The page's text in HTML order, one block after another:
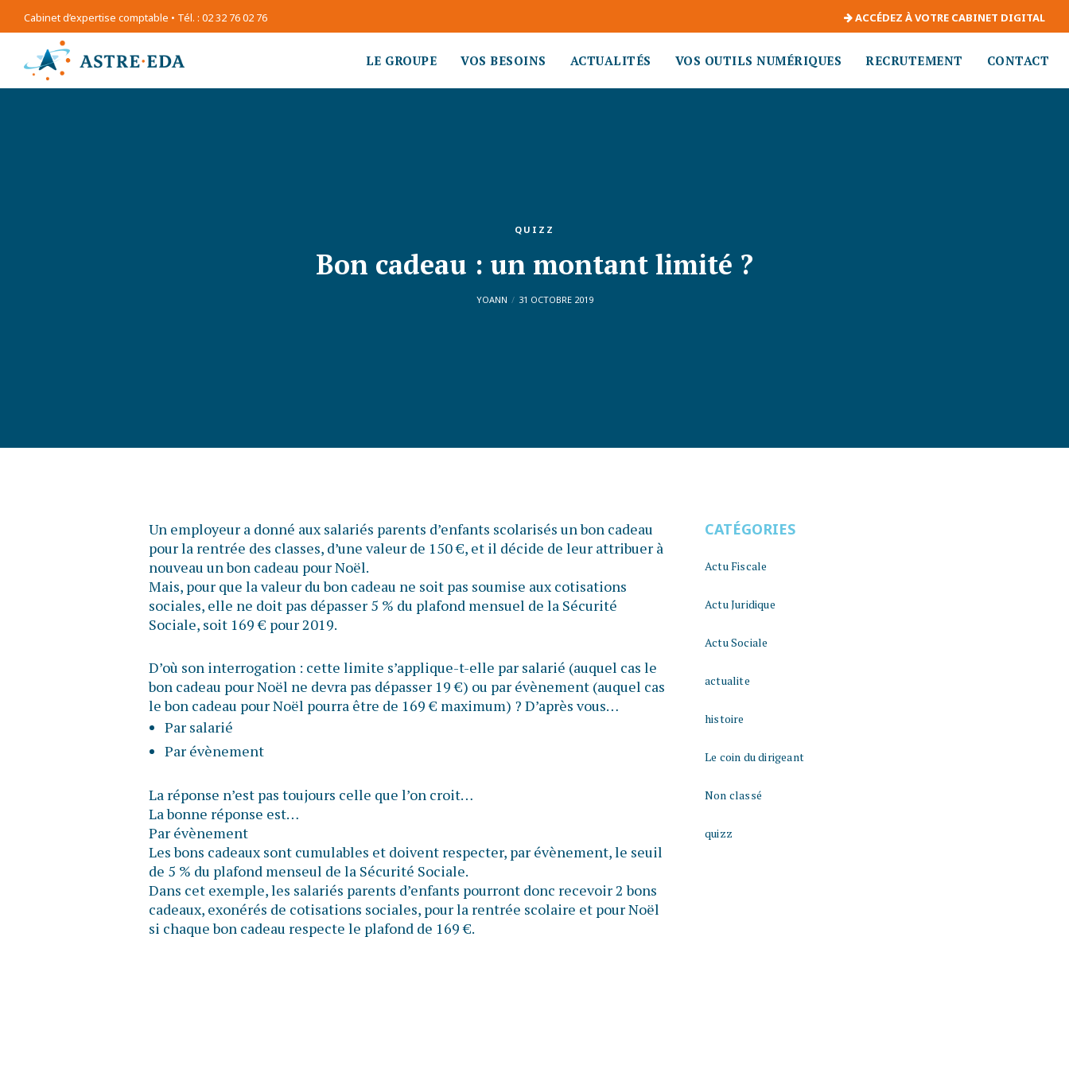
Cabinet d’expertise comptable • Tél. : 02 32 76 02 76 ACCÉDEZ À VOTRE CABINET DIGITAL
LE GROUPE VOS BESOINS ACTUALITÉS VOS OUTILS NUMÉRIQUES RECRUTEMENT CONTACT
QUIZZ
Bon cadeau : un montant limité ?
YOANN 31 OCTOBRE 2019
Un employeur a donné aux salariés parents d’enfants scolarisés un bon cadeau
pour la rentrée des classes, d’une valeur de 150 €, et il décide de leur attribuer à
nouveau un bon cadeau pour Noël.
Mais, pour que la valeur du bon cadeau ne soit pas soumise aux cotisations
sociales, elle ne doit pas dépasser 5 % du plafond mensuel de la Sécurité
Sociale, soit 169 € pour 2019.
D’où son interrogation : cette limite s’applique-t-elle par salarié (auquel cas le
bon cadeau pour Noël ne devra pas dépasser 19 €) ou par évènement (auquel cas
le bon cadeau pour Noël pourra être de 169 € maximum) ? D’après vous…
Par salarié
Par évènement
La réponse n’est pas toujours celle que l’on croit…
La bonne réponse est…
Par évènement
Les bons cadeaux sont cumulables et doivent respecter, par évènement, le seuil
de 5 % du plafond menseul de la Sécurité Sociale.
Dans cet exemple, les salariés parents d’enfants pourront donc recevoir 2 bons
cadeaux, exonérés de cotisations sociales, pour la rentrée scolaire et pour Noël
si chaque bon cadeau respecte le plafond de 169 €.
CATÉGORIES
Actu Fiscale
Actu Juridique
Actu Sociale
actualite
histoire
Le coin du dirigeant
Non classé
quizz